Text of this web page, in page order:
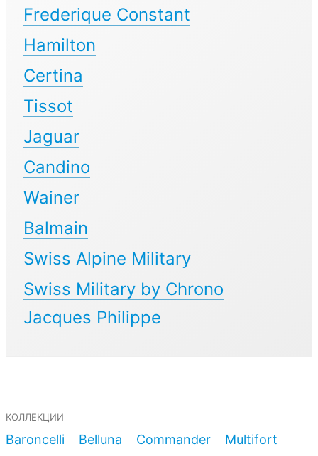
Frederique Constant
Hamilton
Certina
Tissot
Jaguar
Candino
Wainer
Balmain
Swiss Alpine Military
Swiss Military by Chrono
Jacques Philippe
коллекции
Baroncelli
Belluna Commander
Multifort